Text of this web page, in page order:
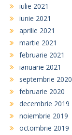
iulie 2021
iunie 2021
aprilie 2021
martie 2021
februarie 2021
ianuarie 2021
septembrie 2020
februarie 2020
decembrie 2019
noiembrie 2019
octombrie 2019